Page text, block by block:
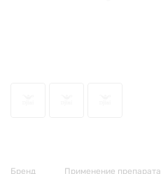
Бренд Применение препарата